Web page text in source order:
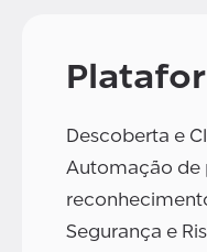
Descoberta e
Automação de
Segurança e